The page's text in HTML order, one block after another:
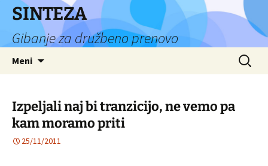
Preskoči
vsebino
SINTEZA
Gibanje za družbeno prenovo
Meni Išči:
Izpeljali naj bi tranzicijo, ne vemo pa
kam moramo priti
25/11/2011